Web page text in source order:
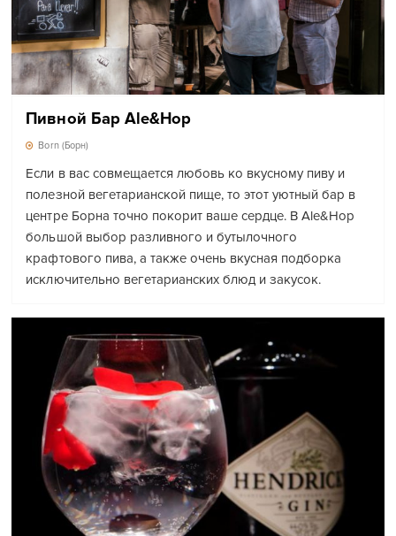
Пивной Бар Ale&Hop
Born (Борн)
Если в вас совмещается любовь ко вкусному пиву и
полезной вегетарианской пище, то этот уютный бар в
центре Борна точно покорит ваше сердце. В Ale&Hop
большой выбор разливного и бутылочного
крафтового пива, а также очень вкусная подборка
исключительно вегетарианских блюд и закусок.